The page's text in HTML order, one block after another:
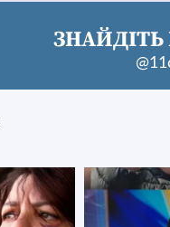
ЗНАЙДІТЬ